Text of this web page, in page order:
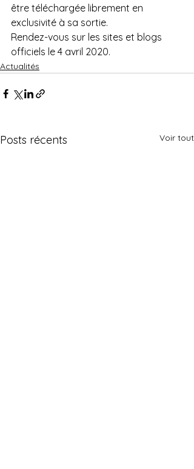
être téléchargée librement en
exclusivité à sa sortie.
Rendez-vous sur les sites et blogs
officiels le 4 avril 2020.
Actualités
Posts récents Voir tout